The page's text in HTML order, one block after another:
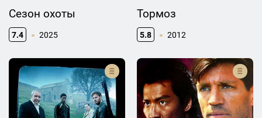
Сезон охоты
7.4 2025
Тормоз
5.8 2012